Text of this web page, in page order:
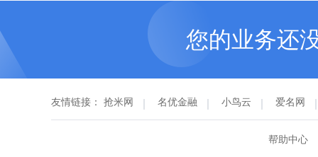
您的业务还
友情链接： 抢米网 名优金融 小鸟云 爱名网
帮助中心